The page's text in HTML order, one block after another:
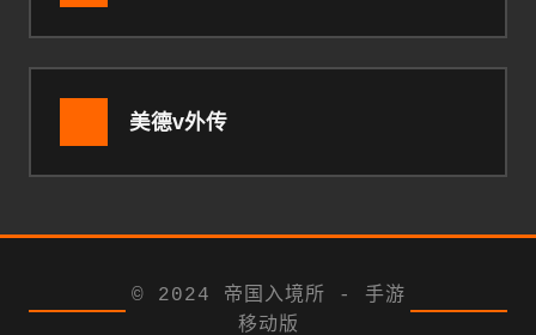
美德v外传
© 2024 帝国入境所 - 手游
移动版